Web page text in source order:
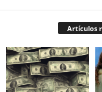
Artículos